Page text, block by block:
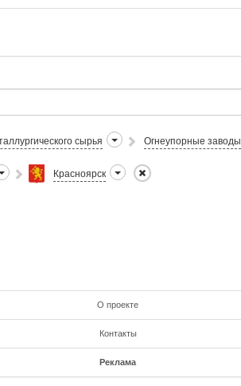
сырья Огнеупорные заводы
Красноярск
О проекте
Контакты
Реклама